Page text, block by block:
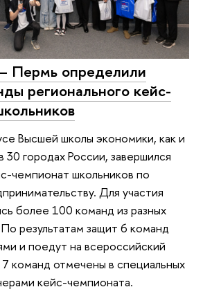
определили
регионального кейс-
Высшей школы экономики, как и
городах России, завершился
чемпионат школьников по
Для участия
более 100 команд из разных
результатам защит 6 команд
и поедут на всероссийский
команд отмечены в специальных
кейс-чемпионата.